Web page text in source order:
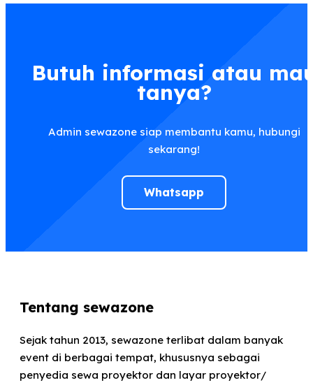
Butuh informasi atau
tanya?
Admin sewazone siap membantu kamu, hubungi
sekarang!
Whatsapp
Tentang sewazone
Sejak tahun 2013, sewazone terlibat dalam banyak
event di berbagai tempat, khususnya sebagai
penyedia sewa proyektor dan layar proyektor/